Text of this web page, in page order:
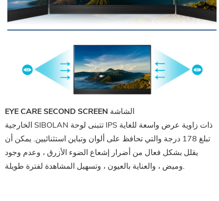
EYE CARE SECOND SCREEN الشاشة
الخارجية SIBOLAN تتبنى لوحة IPS ذات زاوية عرض واسعة للغاية
تبلغ 178 درجة والتي تحافظ على ألوان وتباين استثنائيين. يمكن أن
يقلل بشكل فعال من أضرار إشعاع الضوء الأزرق ، وعدم وجود
وميض ، والعناية بالعيون ، وتسهيل المشاهدة لفترة طويلة.